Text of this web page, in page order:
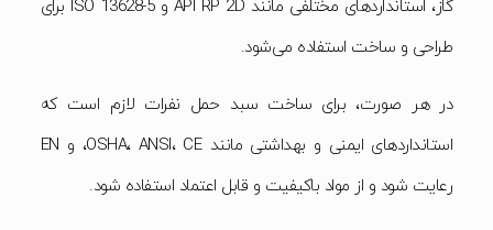
گاز، استانداردهای مختلفی مانند API RP 2D و ISO 13628-5 برای
طراحی و ساخت استفاده می‌شود.
در هر صورت، برای ساخت سبد حمل نفرات لازم است که
استانداردهای ایمنی و بهداشتی مانند OSHA، ANSI، CE، و EN
رعایت شود و از مواد باکیفیت و قابل اعتماد استفاده شود.